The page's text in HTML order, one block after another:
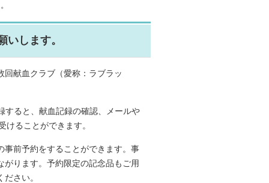
いします。
回献血クラブ（愛称：ラブラッ
すると、献血記録の確認、メールや
けることができます。
事前予約をすることができます。事
ります。予約限定の記念品もご用
さい。